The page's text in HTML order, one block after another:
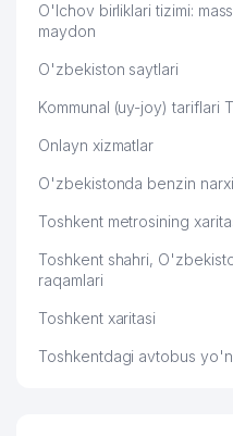
O'lchov birliklari tizimi:
maydon
O'zbekiston saytlari
Kommunal (uy-joy) tariflari
Onlayn xizmatlar
O'zbekistonda benzin narxi
Toshkent metrosining
Toshkent shahri,
raqamlari
Toshkent xaritasi
Toshkentdagi avtobus